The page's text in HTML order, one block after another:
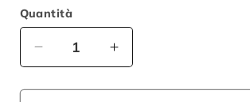
Quantità
Diminuisci
quantità
per
Aumenta
quantità
per